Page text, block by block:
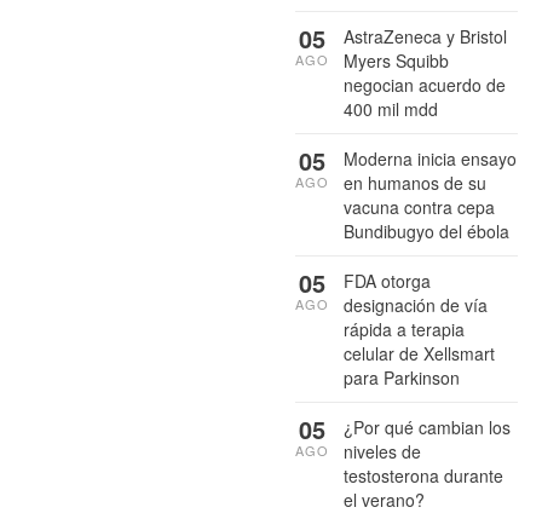
AstraZeneca y Bristol
Myers Squibb
negocian acuerdo de
400 mil mdd
05
AGO
Moderna inicia ensayo
en humanos de su
vacuna contra cepa
Bundibugyo del ébola
05
AGO
FDA otorga
designación de vía
rápida a terapia
celular de Xellsmart
para Parkinson
05
AGO
¿Por qué cambian los
niveles de
testosterona durante
el verano?
05
AGO